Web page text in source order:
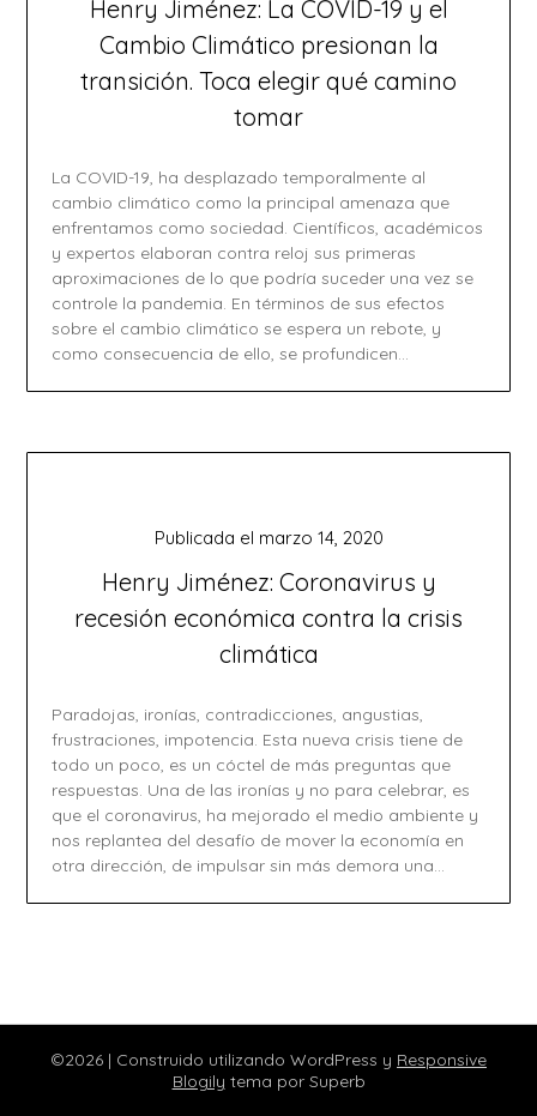
Henry Jiménez: La COVID-19 y el
Cambio Climático presionan la
transición. Toca elegir qué camino
tomar
La COVID-19, ha desplazado temporalmente al
cambio climático como la principal amenaza que
enfrentamos como sociedad. Científicos, académicos
y expertos elaboran contra reloj sus primeras
aproximaciones de lo que podría suceder una vez se
controle la pandemia. En términos de sus efectos
sobre el cambio climático se espera un rebote, y
como consecuencia de ello, se profundicen…
Henry Jiménez: Coronavirus y
recesión económica contra la crisis
climática
Publicada el marzo 14, 2020
Paradojas, ironías, contradicciones, angustias,
frustraciones, impotencia. Esta nueva crisis tiene de
todo un poco, es un cóctel de más preguntas que
respuestas. Una de las ironías y no para celebrar, es
que el coronavirus, ha mejorado el medio ambiente y
nos replantea del desafío de mover la economía en
otra dirección, de impulsar sin más demora una…
©2026 | Construido utilizando WordPress y Responsive
Blogily tema por Superb